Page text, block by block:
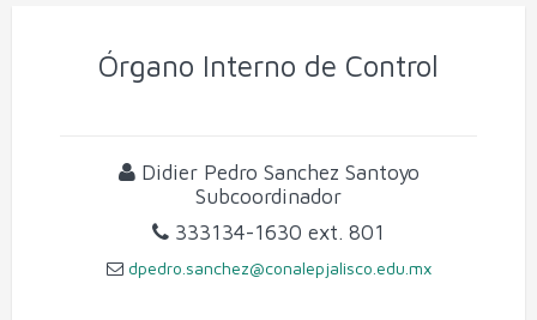
Órgano Interno de Control
Didier Pedro Sanchez Santoyo
Subcoordinador
333134-1630 ext. 801
dpedro.sanchez@conalepjalisco.edu.mx